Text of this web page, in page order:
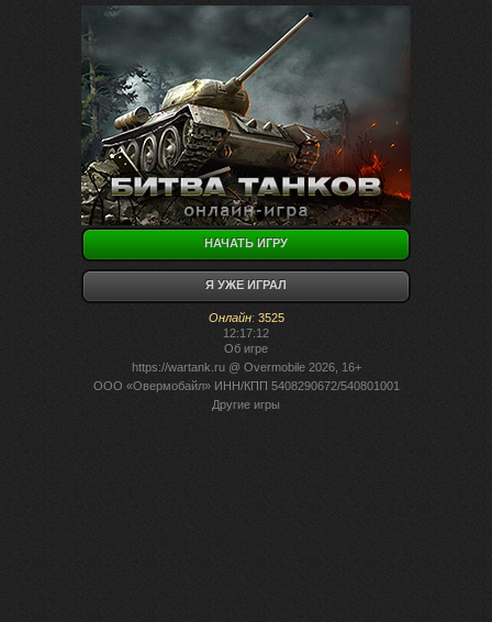
НАЧАТЬ ИГРУ
Я УЖЕ ИГРАЛ
Онлайн: 3525
12:17:12
Об игре
https://wartank.ru@ Overmobile 2026, 16+
ООО «Овермобайл» ИНН/КПП 5408290672/540801001
Другие игры